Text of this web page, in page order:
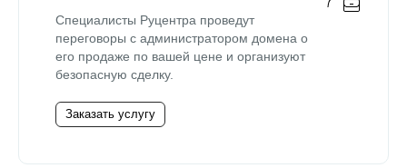
Специалисты Руцентра проведут
переговоры с администратором домена о
его продаже по вашей цене и организуют
безопасную сделку.
Заказать услугу